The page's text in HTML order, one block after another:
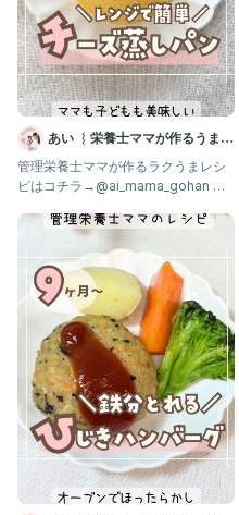
あい ︴栄養士ママが作るうまう
ま離乳食
管理栄養士ママが作るラクうまレシ
ピはコチラ→@ai_mama_gohan 離